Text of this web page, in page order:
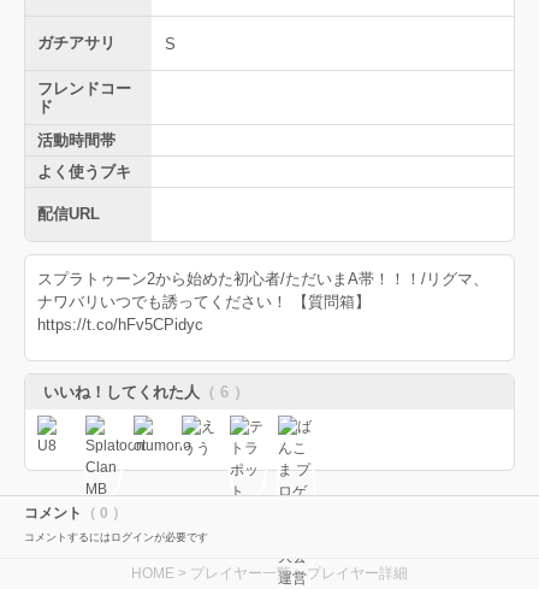
ガチアサリ S
フレンドコー
ド
活動時間帯
よく使うブキ
配信URL
スプラトゥーン2から始めた初心者/ただいまA帯！！！/リグマ、
ナワバリいつでも誘ってください！ 【質問箱】
https://t.co/hFv5CPidyc
いいね！してくれた人 （ 6 ）
コメント （ 0 ）
コメントするにはログインが必要です
HOME > プレイヤー一覧> プレイヤー詳細